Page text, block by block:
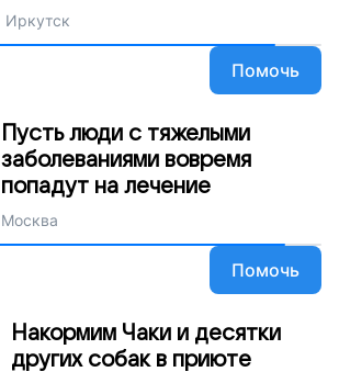
Иркутск
Помочь
Пусть люди с тяжелыми
заболеваниями вовремя
попадут на лечение
Москва
Помочь
Накормим Чаки и десятки
других собак в приюте